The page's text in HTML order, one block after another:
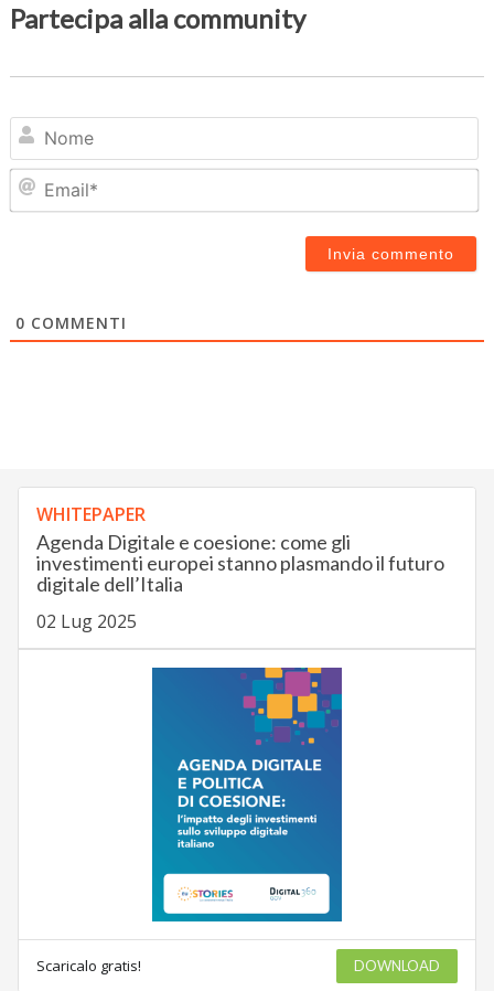
Partecipa alla community
0 COMMENTI
WHITEPAPER
Agenda Digitale e coesione: come gli
investimenti europei stanno plasmando il futuro
digitale dell’Italia
02 Lug 2025
Scaricalo gratis! DOWNLOAD